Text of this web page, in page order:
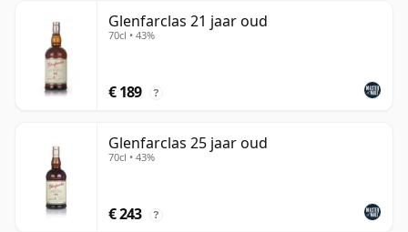
Glenfarclas 21 jaar oud
70cl • 43%
€ 189 ?
Glenfarclas 25 jaar oud
70cl • 43%
€ 243 ?